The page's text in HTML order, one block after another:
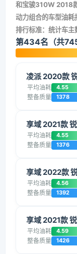
和宝骏310W 2018
动力组合的车型油耗
排行标准：统计车主
第434名（共745
凌派 2020款
平均油耗 4.55
整备质量 1378
享域 2021款
平均油耗 4.55
整备质量 1376
享域 2022款
平均油耗 4.56
整备质量 1392
享域 2021款
平均油耗 4.59
整备质量 1426